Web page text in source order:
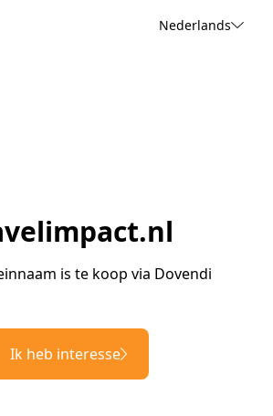
Nederlands
is te koop via Dovendi
Ik heb interesse